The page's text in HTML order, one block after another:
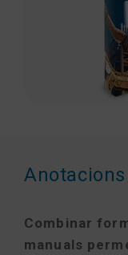
Combinar
manuals